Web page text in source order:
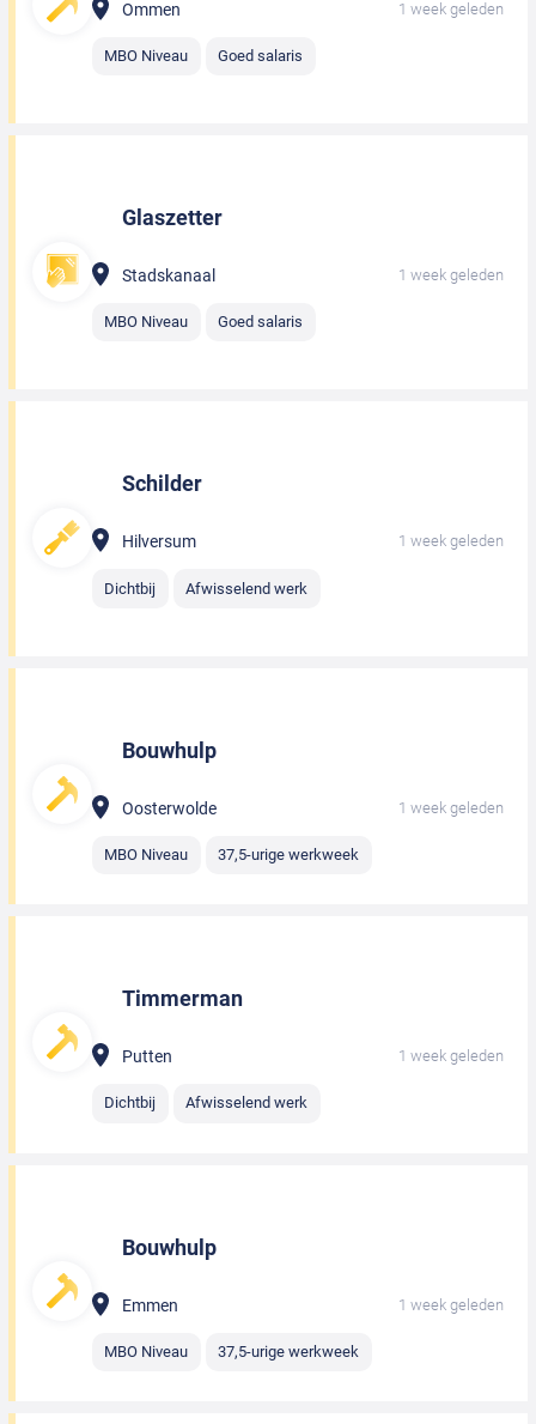
Ommen 1 week geleden
MBO Niveau Goed salaris
Glaszetter
Stadskanaal 1 week geleden
MBO Niveau Goed salaris
Schilder
Hilversum 1 week geleden
Dichtbij Afwisselend werk
Bouwhulp
Oosterwolde 1 week geleden
MBO Niveau 37,5-urige werkweek
Timmerman
Putten 1 week geleden
Dichtbij Afwisselend werk
Bouwhulp
Emmen 1 week geleden
MBO Niveau 37,5-urige werkweek